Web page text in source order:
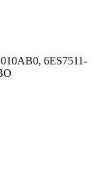
6ES7511-